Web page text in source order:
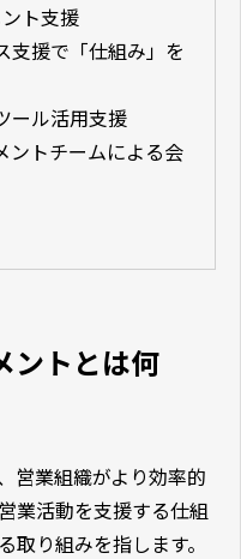
ト支援
支援で「仕組み」を
ール活用支援
ントチームによる会
ントとは何
営業組織がより効率的
業活動を支援する仕組
り組みを指します。